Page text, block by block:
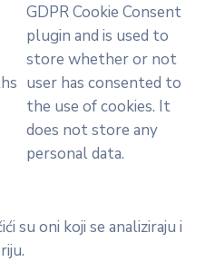
GDPR Cookie Consent
plugin and is used to
store whether or not
user has consented to
the use of cookies. It
does not store any
personal data.
su oni koji se analiziraju i